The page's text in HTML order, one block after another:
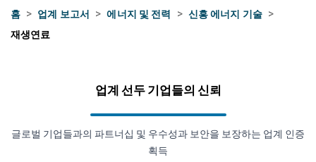
홈 > 업계 보고서 > 에너지 및 전력 > 신흥 에너지 기술 >
재생연료
업계 선두 기업들의 신뢰
글로벌 기업들과의 파트너십 및 우수성과 보안을 보장하는 업계 인증
획득